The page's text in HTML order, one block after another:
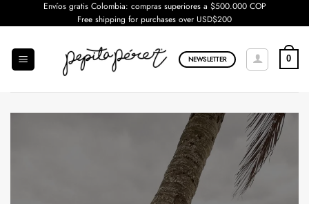
al
Envíos gratis Colombia: compras superiores a $500.000 COP
Free shipping for purchases over USD$200
NEWSLETTER 0